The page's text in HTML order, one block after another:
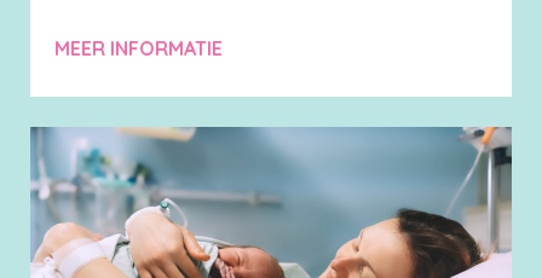
MEER INFORMATIE